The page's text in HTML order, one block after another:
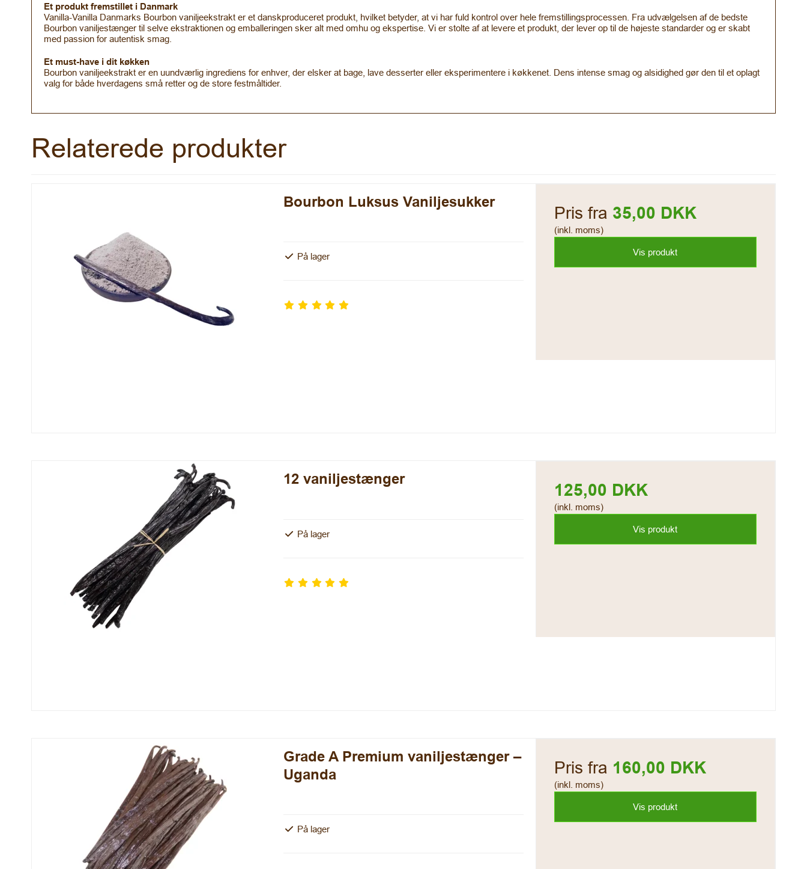
Et produkt fremstillet i Danmark
Vanilla-Vanilla Danmarks Bourbon vaniljeekstrakt er et danskproduceret produkt, hvilket betyder, at vi har fuld kontrol over hele fremstillingsprocessen. Fra udvælgelsen af de bedste
Bourbon vaniljestænger til selve ekstraktionen og emballeringen sker alt med omhu og ekspertise. Vi er stolte af at levere et produkt, der lever op til de højeste standarder og er skabt
med passion for autentisk smag.
Et must-have i dit køkken
Bourbon vaniljeekstrakt er en uundværlig ingrediens for enhver, der elsker at bage, lave desserter eller eksperimentere i køkkenet. Dens intense smag og alsidighed gør den til et oplagt
valg for både hverdagens små retter og de store festmåltider.
Relaterede produkter
Bourbon Luksus Vaniljesukker
På lager
Pris fra 35,00 DKK
(inkl. moms)
Vis produkt
12 vaniljestænger
På lager
125,00 DKK
(inkl. moms)
Vis produkt
Grade A Premium vaniljestænger –
Uganda
På lager
Pris fra 160,00 DKK
(inkl. moms)
Vis produkt